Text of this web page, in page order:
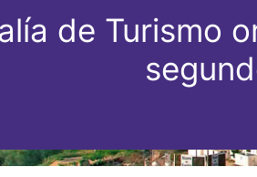
de Turismo